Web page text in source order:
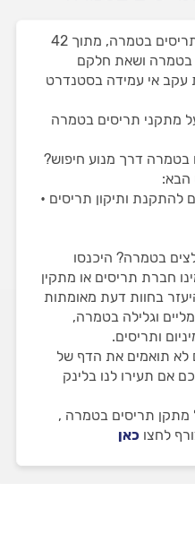
באתר שלנו תמצאו 3 מתקני תריסים בטמרה, מתוך 42
בטמרה ושאת חלקם
עקב אי עמידה בסטנדרט
מתקני תריסים בטמרה
בטמרה דרך מנוע חיפוש?
הבא:
» 3 הכי טובים להתקנת ותיקון תריסים •
בטמרה? היכנסו
חברת תריסים או מתקין
בחוות דעת מאומתות
וגלילה בטמרה,
ותריסים.
תואמים את הדף של
אם תעירו לנו בלינק
מתקן תריסים בטמרה ,
לחצו כאן